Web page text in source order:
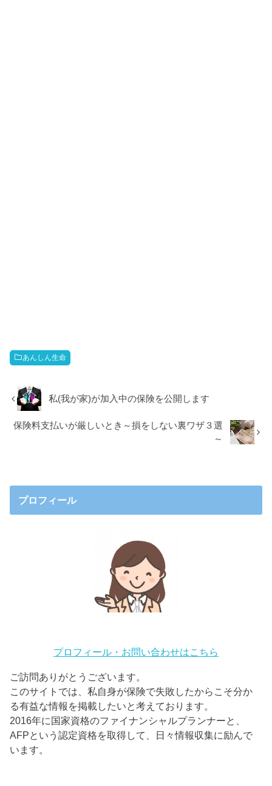
あんしん生命
私(我が家)が加入中の保険を公開します
保険料支払いが厳しいとき～損をしない裏ワザ３選
～
プロフィール
プロフィール・お問い合わせはこちら
ご訪問ありがとうございます。
このサイトでは、私自身が保険で失敗したからこそ分か
る有益な情報を掲載したいと考えております。
2016年に国家資格のファイナンシャルプランナーと、
AFPという認定資格を取得して、日々情報収集に励んで
います。